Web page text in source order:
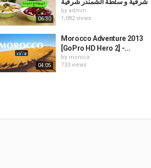
06:30
by admin
1,082 views
04:05
Morocco Adventure 2013
[GoPro HD Hero 2] -...
by monica
733 views